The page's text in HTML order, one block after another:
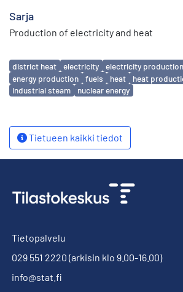
Sarja
Production of electricity and heat
Avainsanat
district heat electricity electricity production
energy production
fuels heat heat
industrial steam
nuclear energy
Tietueen kaikki tiedot
Tietopalvelu
029 551 2220 (arkisin klo 9.00-16.00)
info@stat.fi